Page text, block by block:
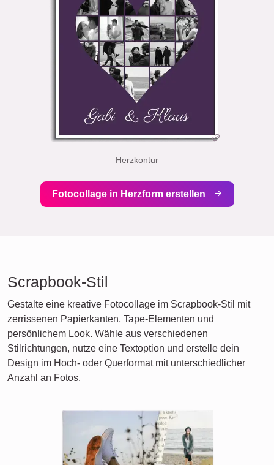
Herzkontur
Fotocollage in Herzform erstellen
Scrapbook-Stil
Gestalte eine kreative Fotocollage im Scrapbook-Stil mit
zerrissenen Papierkanten, Tape-Elementen und
persönlichem Look. Wähle aus verschiedenen
Stilrichtungen, nutze eine Textoption und erstelle dein
Design im Hoch- oder Querformat mit unterschiedlicher
Anzahl an Fotos.